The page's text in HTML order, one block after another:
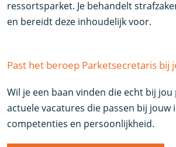
ressortsparket. Je behandelt
en bereidt deze inhoudelijk voor.
Past het beroep Parketsecretaris bij
Wil je een baan vinden die echt bij jou
actuele vacatures die passen bij jouw
competenties en persoonlijkheid.